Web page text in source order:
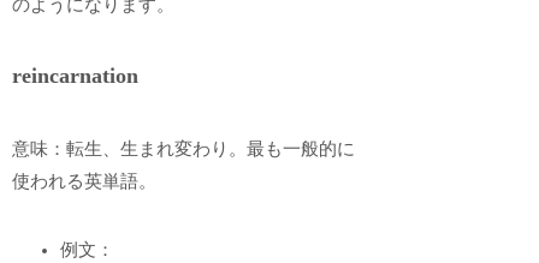
のようになります。
reincarnation
意味：転生、生まれ変わり。最も一般的に
使われる英単語。
例文：